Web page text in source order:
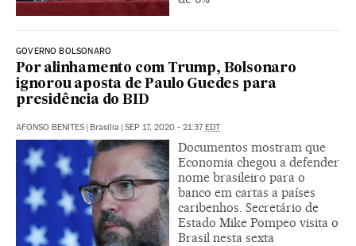
GOVERNO BOLSONARO
Por alinhamento com Trump, Bolsonaro
ignorou aposta de Paulo Guedes para
presidência do BID
AFONSO BENITES | Brasília | SEP 17, 2020 - 21:37EDT
Documentos mostram que
Economia chegou a defender
nome brasileiro para o
banco em cartas a países
caribenhos. Secretário de
Estado Mike Pompeo visita o
Brasil nesta sexta